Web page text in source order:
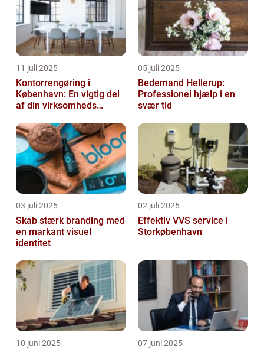
11 juli 2025
Kontorrengøring i
København: En vigtig del
af din virksomheds
05 juli 2025
Bedemand Hellerup:
Professionel hjælp i en
svær tid
03 juli 2025
Skab stærk branding med
en markant visuel
identitet
02 juli 2025
Effektiv VVS service i
Storkøbenhavn
10 juni 2025 07 juni 2025